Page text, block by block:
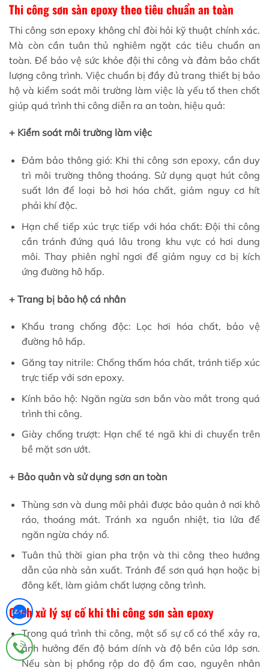
Thi công sơn sàn epoxy theo tiêu chuẩn an toàn
Thi công sơn epoxy không chỉ đòi hỏi kỹ thuật chính xác.
Mà còn cần tuân thủ nghiêm ngặt các tiêu chuẩn an
toàn. Để bảo vệ sức khỏe đội thi công và đảm bảo chất
lượng công trình. Việc chuẩn bị đầy đủ trang thiết bị bảo
hộ và kiểm soát môi trường làm việc là yếu tố then chốt
giúp quá trình thi công diễn ra an toàn, hiệu quả:
+ Kiểm soát môi trường làm việc
Đảm bảo thông gió: Khi thi công sơn epoxy, cần duy
trì môi trường thông thoáng. Sử dụng quạt hút công
suất lớn để loại bỏ hơi hóa chất, giảm nguy cơ hít
phải khí độc.
Hạn chế tiếp xúc trực tiếp với hóa chất: Đội thi công
cần tránh đứng quá lâu trong khu vực có hơi dung
môi. Thay phiên nghỉ ngơi để giảm nguy cơ bị kích
ứng đường hô hấp.
+ Trang bị bảo hộ cá nhân
Khẩu trang chống độc: Lọc hơi hóa chất, bảo vệ
đường hô hấp.
Găng tay nitrile: Chống thấm hóa chất, tránh tiếp xúc
trực tiếp với sơn epoxy.
Kính bảo hộ: Ngăn ngừa sơn bắn vào mắt trong quá
trình thi công.
Giày chống trượt: Hạn chế té ngã khi di chuyển trên
bề mặt sơn ướt.
+ Bảo quản và sử dụng sơn an toàn
Thùng sơn và dung môi phải được bảo quản ở nơi khô
ráo, thoáng mát. Tránh xa nguồn nhiệt, tia lửa để
ngăn ngừa cháy nổ.
Tuân thủ thời gian pha trộn và thi công theo hướng
dẫn của nhà sản xuất. Tránh để sơn quá hạn hoặc bị
đông kết, làm giảm chất lượng công trình.
Cách xử lý sự cố khi thi công sơn sàn epoxy
Trong quá trình thi công, một số sự cố có thể xảy ra,
ảnh hưởng đến độ bám dính và độ bền của lớp sơn.
Nếu sàn bị phồng rộp do độ ẩm cao, nguyên nhân